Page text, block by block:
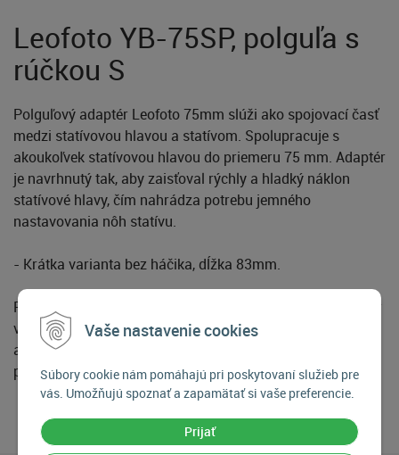
Vaše nastavenie cookies
Súbory cookie nám pomáhajú pri poskytovaní služieb pre
vás. Umožňujú spoznať a zapamätať si vaše preferencie.
Prijať
Leofoto YB-75SP, polguľa s
rúčkou S
Polguľový adaptér Leofoto 75mm slúži ako spojovací časť
medzi statívovou hlavou a statívom. Spolupracuje s
akoukoľvek statívovou hlavou do priemeru 75 mm. Adaptér
je navrhnutý tak, aby zaisťoval rýchly a hladký náklon
statívové hlavy, čím nahrádza potrebu jemného
nastavovania nôh statívu.
- Krátka varianta bez háčika, dĺžka 83mm.
Pre zachovanie minimálnej hmotnosti adaptéra, je adaptér
vyrobený z pevnej a ľahkej zliatiny hliníka. Pre aretáciu
adaptéra stačí jednoducho otočiť doťahovacím skrutkou,
pre uvoľnenie stačí doťahovaciu skrutku povoliť.